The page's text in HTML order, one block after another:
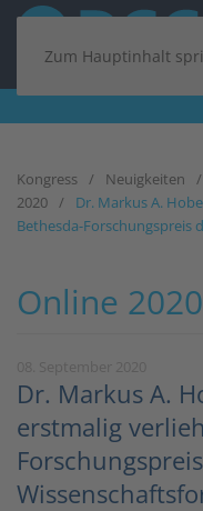
Zum Hauptinhalt
Kongress Neuigkeiten
2020
Dr. Markus A.
Bethesda-Forschungspreis
Online 2020
Dr. Markus A.
erstmalig